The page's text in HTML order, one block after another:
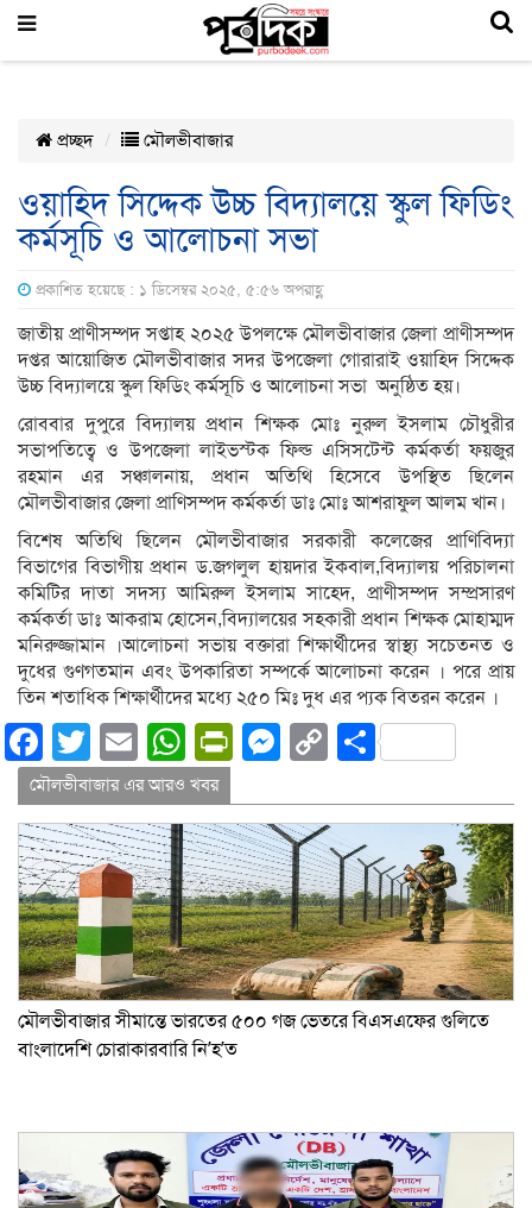
প্রচ্ছদ মৌলভীবাজার
ওয়াহিদ সিদ্দেক উচ্চ বিদ্যালয়ে স্কুল ফিডিং
কর্মসূচি ও আলোচনা সভা
প্রকাশিত হয়েছে : ১ ডিসেম্বর ২০২৫, ৫:৫৬ অপরাহ্ণ
জাতীয় প্রাণীসম্পদ সপ্তাহ ২০২৫ উপলক্ষে মৌলভীবাজার জেলা প্রাণীসম্পদ
দপ্তর আয়োজিত মৌলভীবাজার সদর উপজেলা গোরারাই ওয়াহিদ সিদ্দেক
উচ্চ বিদ্যালয়ে স্কুল ফিডিং কর্মসূচি ও আলোচনা সভা অনুষ্ঠিত হয়।
রোববার দুপুরে বিদ্যালয় প্রধান শিক্ষক মোঃ নুরুল ইসলাম চৌধুরীর
সভাপতিত্বে ও উপজেলা লাইভস্টক ফিল্ড এসিসটেন্ট কর্মকর্তা ফয়জুর
রহমান এর সঞ্চালনায়, প্রধান অতিথি হিসেবে উপস্থিত ছিলেন
মৌলভীবাজার জেলা প্রাণিসম্পদ কর্মকর্তা ডাঃ মোঃ আশরাফুল আলম খান।
বিশেষ অতিথি ছিলেন মৌলভীবাজার সরকারী কলেজের প্রাণিবিদ্যা
বিভাগের বিভাগীয় প্রধান ড.জগলুল হায়দার ইকবাল,বিদ্যালয় পরিচালনা
কমিটির দাতা সদস্য আমিরুল ইসলাম সাহেদ, প্রাণীসম্পদ সম্প্রসারণ
কর্মকর্তা ডাঃ আকরাম হোসেন,বিদ্যালয়ের সহকারী প্রধান শিক্ষক মোহাম্মদ
মনিরুজ্জামান ।আলোচনা সভায় বক্তারা শিক্ষার্থীদের স্বাস্থ্য সচেতনত ও
দুধের গুণগতমান এবং উপকারিতা সম্পর্কে আলোচনা করেন । পরে প্রায়
তিন শতাধিক শিক্ষার্থীদের মধ্যে ২৫০ মিঃ দুধ এর প‍্যক বিতরন করেন ।
Facebook
Twitter
EmailWhatsApp
PrintFriendly
Messenger
CopyShare
মৌলভীবাজার এর আরও খবর
মৌলভীবাজার সীমান্তে ভারতের ৫০০ গজ ভেতরে বিএসএফের গুলিতে
বাংলাদেশি চোরাকারবারি নি’হ’ত